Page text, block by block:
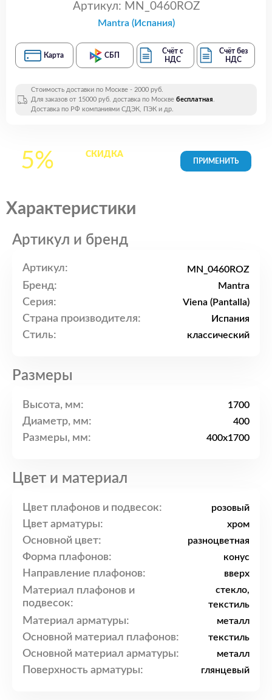
Артикул: MN_0460ROZ
Mantra (Испания)
Карта СБП
Счёт с
НДС
Счёт без
НДС
Стоимость доставки по Москве - 2000 руб.
Для заказов от 15000 руб. доставка по Москве бесплатная.
Доставка по РФ компаниями СДЭК, ПЭК и др.
5% СКИДКАна все
Характеристики
Артикул и бренд
Артикул: MN_0460ROZ
Бренд: Mantra
Серия: Viena (Pantalla)
Страна производителя: Испания
Стиль: классический
Размеры
Высота, мм: 1700
Диаметр, мм: 400
Размеры, мм: 400x1700
Цвет и материал
Цвет плафонов и подвесок: розовый
Цвет арматуры: хром
Основной цвет: разноцветная
Форма плафонов: конус
Направление плафонов: вверх
Материал плафонов и
подвесок:
стекло,
текстиль
Материал арматуры: металл
Основной материал плафонов: текстиль
Основной материал арматуры: металл
Поверхность арматуры: глянцевый